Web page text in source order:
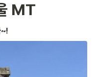
MT
~!